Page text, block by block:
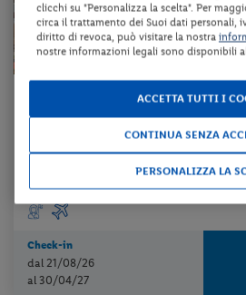
Egitto - Cairo - Hurghada
trattamento come da programma + volo a/r +
Check-in
dal 21/08/26
al 30/04/27
clicchi su "Personalizza la scelta". Per
circa il trattamento dei Suoi dati personali,
diritto di revoca, può visitare la nostra
nostre informazioni legali sono disponibili
ACCETTA TUTTI I
CONTINUA SENZA
PERSONALIZZA LA